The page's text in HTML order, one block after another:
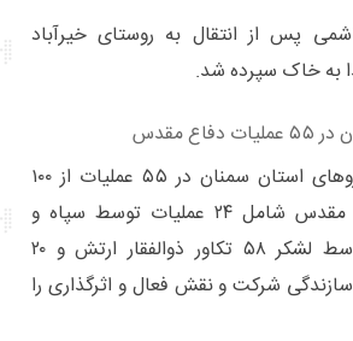
پس از انتقال به روستای خیرآباد
به خاک سپرده شد.
مقدس
، ‌ نیروهای استان سمنان در ۵۵ عملیات از ۱۰۰
عملیات دوران دفاع مقدس شامل ۲۴ عملیات توسط سپاه و
بسیج ۱۱ عملیات توسط لشکر ۵۸ تکاور ذوالفقار ارتش و ۲۰
شرکت و نقش فعال و اثرگذاری را